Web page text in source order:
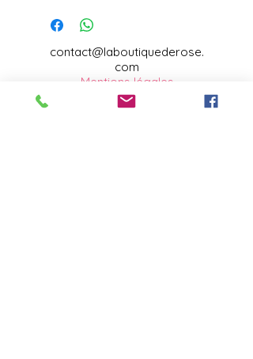
contact@laboutiquederose.
com
Mentions légales
--